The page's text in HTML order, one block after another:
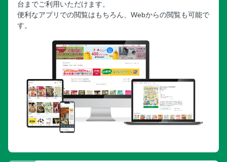
台までご利用いただけます。
便利なアプリでの閲覧はもちろん、Webからの閲覧も可能で
す。